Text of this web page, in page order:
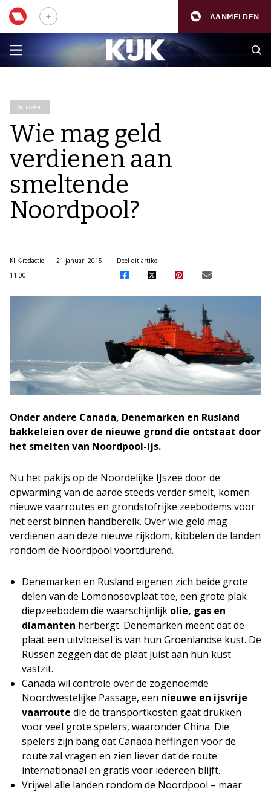
AANMELDEN
Artikelen
Wie mag geld
verdienen aan
smeltende
Noordpool?
KIJK-redactie
21 januari 2015
11:00
Deel dit artikel:
Onder andere Canada, Denemarken en Rusland
bakkeleien over de nieuwe grond die ontstaat door
het smelten van Noordpool-ijs.
Nu het pakijs op de Noordelijke IJszee door de
opwarming van de aarde steeds verder smelt, komen
nieuwe vaarroutes en grondstofrijke zeebodems voor
het eerst binnen handbereik. Over wie geld mag
verdienen aan deze nieuwe rijkdom, kibbelen de landen
rondom de Noordpool voortdurend.
Denemarken en Rusland eigenen zich beide grote
delen van de Lomonosovplaat toe, een grote plak
diepzeebodem die waarschijnlijk olie, gas en
diamanten herbergt. Denemarken meent dat de
plaat een uitvloeisel is van hun Groenlandse kust. De
Russen zeggen dat de plaat juist aan hun kust
vastzit.
Canada wil controle over de zogenoemde
Noordwestelijke Passage, een nieuwe en ijsvrije
vaarroute die de transportkosten gaat drukken
voor veel grote spelers, waaronder China. Die
spelers zijn bang dat Canada heffingen voor de
route zal vragen en zien liever dat de route
internationaal en gratis voor iedereen blijft.
Vrijwel alle landen rondom de Noordpool – maar